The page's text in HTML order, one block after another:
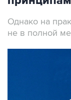
Однако на
не в полной